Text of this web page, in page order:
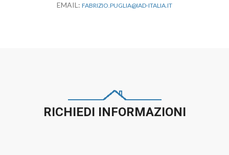
EMAIL: FABRIZIO.PUGLIA@IAD-ITALIA.IT
RICHIEDI INFORMAZIONI